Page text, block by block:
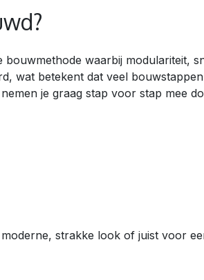
waarbij modulariteit,
wat betekent dat veel
je graag stap voor stap mee
strakke look of juist voor